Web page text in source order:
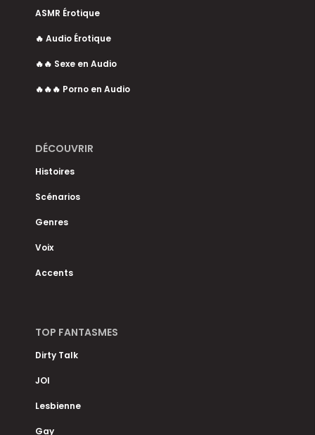
ASMR Érotique
🔥 Audio Érotique
🔥🔥 Sexe en Audio
🔥🔥🔥 Porno en Audio
DÉCOUVRIR
Histoires
Scénarios
Genres
Voix
Accents
TOP FANTASMES
Dirty Talk
JOI
Lesbienne
Gay